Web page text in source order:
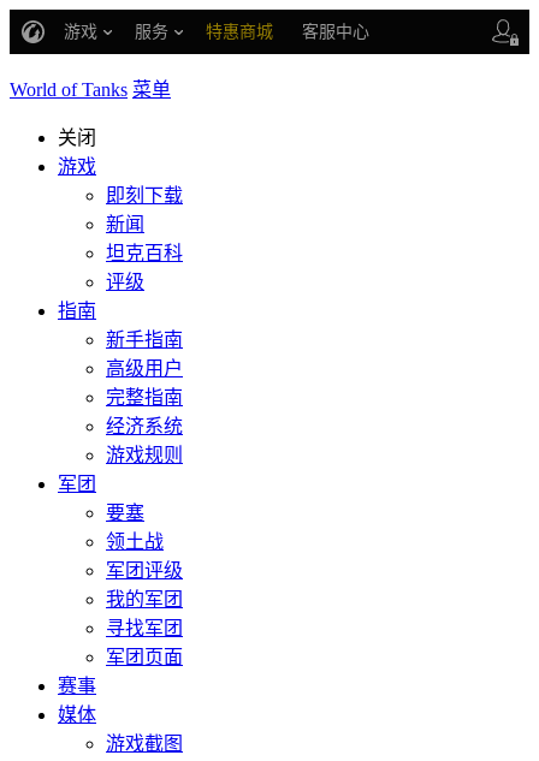
游戏 服务 特惠商城 客服中心
World of Tanks 菜单
关闭
游戏
即刻下载
新闻
坦克百科
评级
指南
新手指南
高级用户
完整指南
经济系统
游戏规则
军团
要塞
领土战
军团评级
我的军团
寻找军团
军团页面
赛事
媒体
游戏截图